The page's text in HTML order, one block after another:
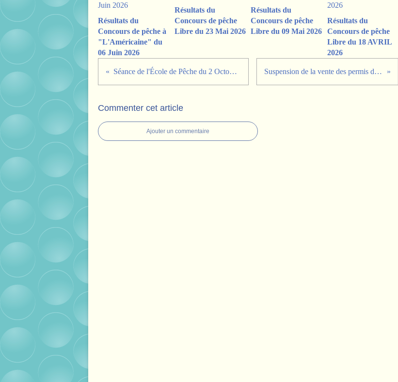
Résultats du
Concours de pêche à
"L'Américaine" du
06 Juin 2026
Résultats du
Concours de pêche
Libre du 23 Mai 2026
Résultats du
Concours de pêche
Libre du 09 Mai 2026
Résultats du
Concours de pêche
Libre du 18 AVRIL
2026
Séance de l'École de Pêche du 2 Octobre 2024 Suspension de la vente des permis de pêche
Commenter cet article
Ajouter un commentaire